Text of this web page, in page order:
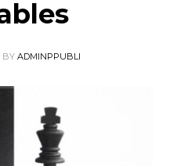
BY ADMINPPUBLI